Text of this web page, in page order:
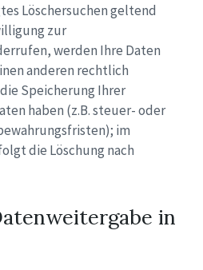
Löschersuchen geltend
zur
werden Ihre Daten
anderen rechtlich
Speicherung Ihrer
haben (z.B. steuer- oder
im
die Löschung nach
in